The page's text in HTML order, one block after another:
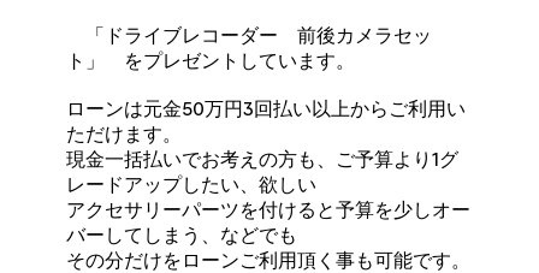
「ドライブレコーダー 前後カメラセッ
ト」 をプレゼントしています。
ローンは元金50万円3回払い以上からご利用い
ただけます。
現金一括払いでお考えの方も、ご予算より1グ
レードアップしたい、欲しい
アクセサリーパーツを付けると予算を少しオー
バーしてしまう、などでも
その分だけをローンご利用頂く事も可能です。